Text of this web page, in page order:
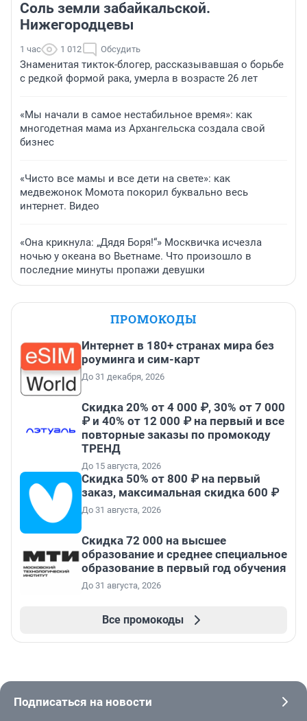
Соль земли забайкальской.
Нижегородцевы
1 час 1 012 Обсудить
Знаменитая тикток-блогер, рассказывавшая о борьбе
с редкой формой рака, умерла в возрасте 26 лет
«Мы начали в самое нестабильное время»: как
многодетная мама из Архангельска создала свой
бизнес
«Чисто все мамы и все дети на свете»: как
медвежонок Момота покорил буквально весь
интернет. Видео
«Она крикнула: „Дядя Боря!“» Москвичка исчезла
ночью у океана во Вьетнаме. Что произошло в
последние минуты пропажи девушки
ПРОМОКОДЫ
Интернет в 180+ странах мира без
роуминга и сим-карт
До 31 декабря, 2026
Скидка 20% от 4 000 ₽, 30% от 7 000
₽ и 40% от 12 000 ₽ на первый и все
повторные заказы по промокоду
ТРЕНД
До 15 августа, 2026
Скидка 50% от 800 ₽ на первый
заказ, максимальная скидка 600 ₽
До 31 августа, 2026
Скидка 72 000 на высшее
образование и среднее специальное
образование в первый год обучения
До 31 августа, 2026
Все промокоды
Подписаться на новости